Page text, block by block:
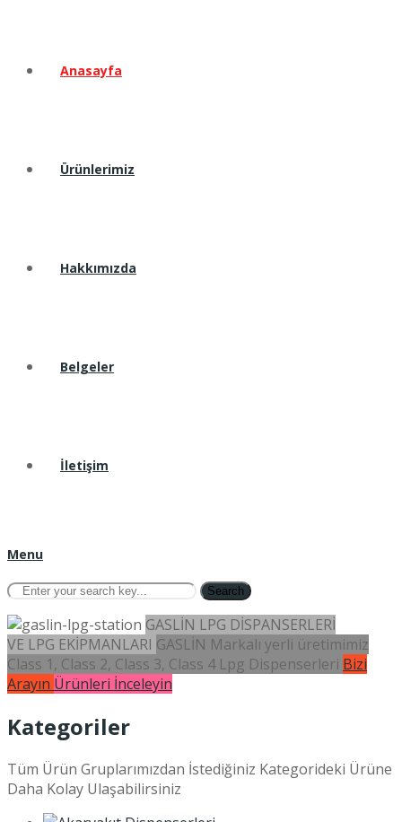
Anasayfa
Ürünlerimiz
Hakkımızda
Belgeler
İletişim
Menu
Search
GASLİN LPG DİSPANSERLERİ
VE LPG EKİPMANLARI GASLİN Markalı yerli üretimimiz
Class 1, Class 2, Class 3, Class 4 Lpg Dispenserleri Bizi
Arayın Ürünleri İnceleyin
Kategoriler
Tüm Ürün Gruplarımızdan İstediğiniz Kategorideki Ürüne
Daha Kolay Ulaşabilirsiniz